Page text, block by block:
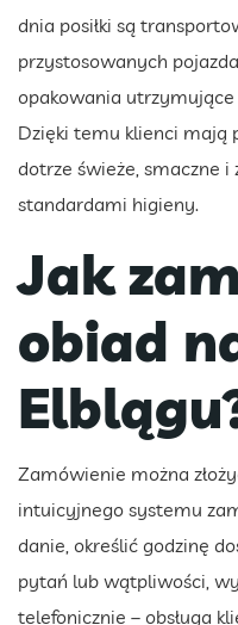
dnia posiłki są
przystosowanych
opakowania
Dzięki temu klienci mają
dotrze świeże, smaczne
standardami higieny.
Jak
obiad
Zamówienie można
intuicyjnego systemu
danie, określić godzinę
pytań lub wątpliwości,
telefonicznie – obsługa